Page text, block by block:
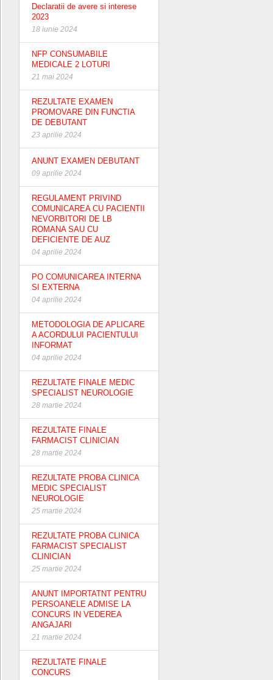
Declaratii de avere si interese
2023
18 iunie 2024
NFP CONSUMABILE
MEDICALE 2 LOTURI
21 mai 2024
REZULTATE EXAMEN
PROMOVARE DIN FUNCTIA
DE DEBUTANT
23 aprilie 2024
ANUNT EXAMEN DEBUTANT
09 aprilie 2024
REGULAMENT PRIVIND
COMUNICAREA CU PACIENTII
NEVORBITORI DE LB
ROMANA SAU CU
DEFICIENTE DE AUZ
04 aprilie 2024
PO COMUNICAREA INTERNA
SI EXTERNA
04 aprilie 2024
METODOLOGIA DE APLICARE
A ACORDULUI PACIENTULUI
INFORMAT
04 aprilie 2024
REZULTATE FINALE MEDIC
SPECIALIST NEUROLOGIE
28 martie 2024
REZULTATE FINALE
FARMACIST CLINICIAN
28 martie 2024
REZULTATE PROBA CLINICA
MEDIC SPECIALIST
NEUROLOGIE
25 martie 2024
REZULTATE PROBA CLINICA
FARMACIST SPECIALIST
CLINICIAN
25 martie 2024
ANUNT IMPORTATNT PENTRU
PERSOANELE ADMISE LA
CONCURS IN VEDEREA
ANGAJARI
21 martie 2024
REZULTATE FINALE
CONCURS